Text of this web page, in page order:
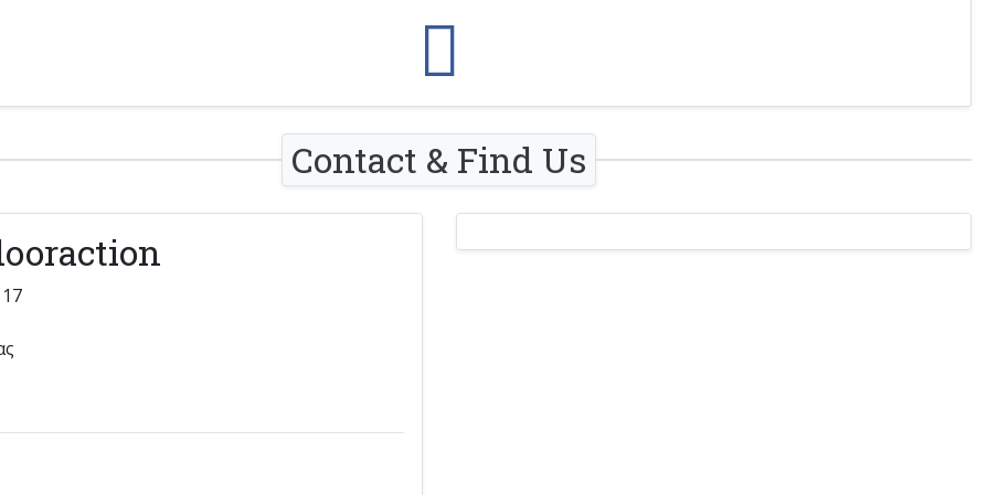
Contact & Find Us